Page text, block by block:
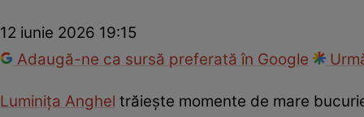
12 iunie 2026 19:15
Adaugă-ne ca sursă preferată în Google
Luminița Anghel trăiește momente de mare